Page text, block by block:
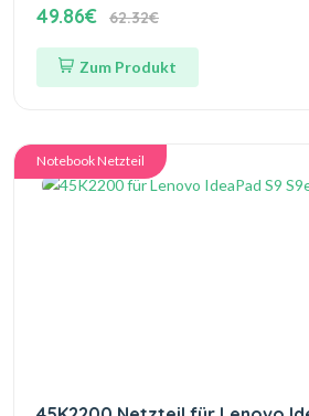
49.86€ 62.32€
Zum Produkt
Notebook Netzteil